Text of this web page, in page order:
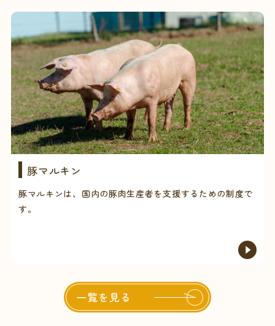
豚マルキン
豚マルキンは、国内の豚肉生産者を支援するための制度で
す。
一覧を見る